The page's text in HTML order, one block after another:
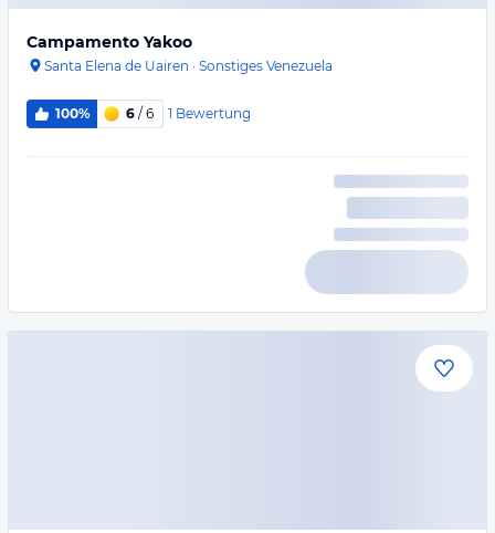
Campamento Yakoo
Santa Elena de Uairen · Sonstiges Venezuela
100% 6 / 6 1 Bewertung